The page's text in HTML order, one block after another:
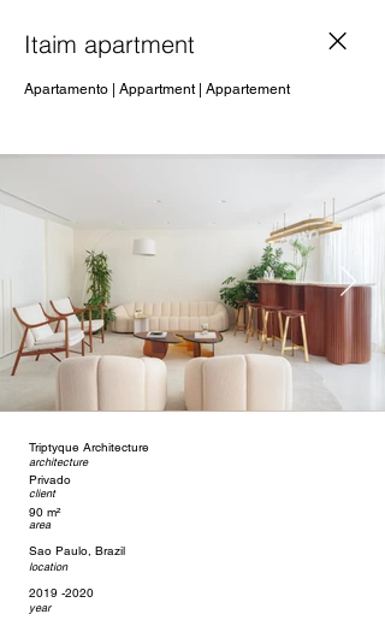
Itaim apartment
Apartamento | Appartment | Appartement
architecture
Triptyque Architecture
Privado
client
area
90 m²
Sao Paulo, Brazil
location
year
2019 -2020